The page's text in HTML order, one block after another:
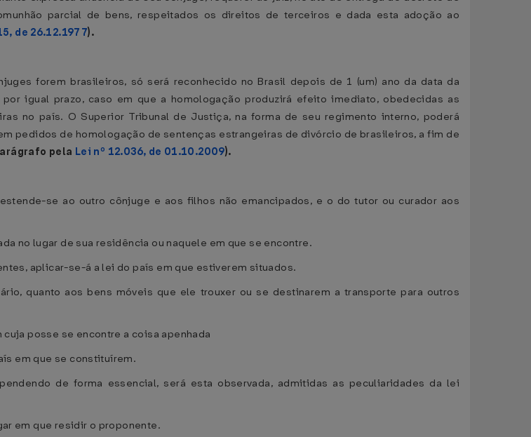
parcial de bens, respeitados os direitos de terceiros e dada esta adoção ao
de 26.12.1977).
forem brasileiros, só será reconhecido no Brasil depois de 1 (um) ano da data da
igual prazo, caso em que a homologação produzirá efeito imediato, obedecidas as
no país. O Superior Tribunal de Justiça, na forma de seu regimento interno, poderá
pedidos de homologação de sentenças estrangeiras de divórcio de brasileiros, a fim de
pela Lei nº 12.036, de 01.10.2009).
se ao outro cônjuge e aos filhos não emancipados, e o do tutor ou curador aos
no lugar de sua residência ou naquele em que se encontre.
aplicar-se-á a lei do país em que estiverem situados.
quanto aos bens móveis que ele trouxer ou se destinarem a transporte para outros
posse se encontre a coisa apenhada
em que se constituírem.
de forma essencial, será esta observada, admitidas as peculiaridades da lei
em que residir o proponente.